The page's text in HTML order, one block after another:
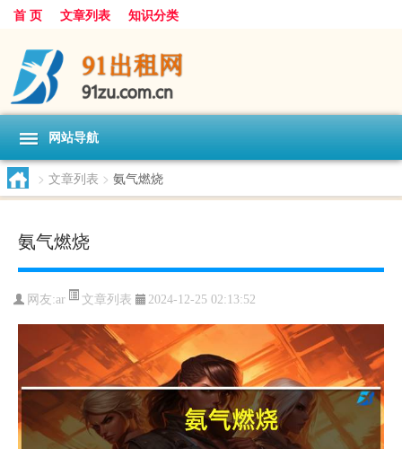
首 页 文章列表 知识分类
网站导航
> 文章列表 > 氨气燃烧
氨气燃烧
网友:ar 文章列表 2024-12-25 02:13:52